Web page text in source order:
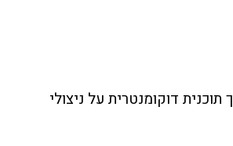
דוקומנטרית על ניצולי